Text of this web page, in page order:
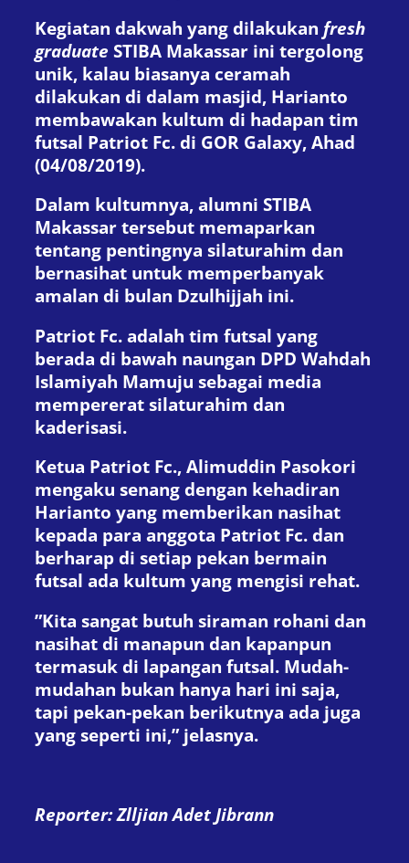
Kegiatan dakwah yang dilakukan fresh
graduate STIBA Makassar ini tergolong
unik, kalau biasanya ceramah
dilakukan di dalam masjid, Harianto
membawakan kultum di hadapan tim
futsal Patriot Fc. di GOR Galaxy, Ahad
(04/08/2019).
Dalam kultumnya, alumni STIBA
Makassar tersebut memaparkan
tentang pentingnya silaturahim dan
bernasihat untuk memperbanyak
amalan di bulan Dzulhijjah ini.
Patriot Fc. adalah tim futsal yang
berada di bawah naungan DPD Wahdah
Islamiyah Mamuju sebagai media
mempererat silaturahim dan
kaderisasi.
Ketua Patriot Fc., Alimuddin Pasokori
mengaku senang dengan kehadiran
Harianto yang memberikan nasihat
kepada para anggota Patriot Fc. dan
berharap di setiap pekan bermain
futsal ada kultum yang mengisi rehat.
”Kita sangat butuh siraman rohani dan
nasihat di manapun dan kapanpun
termasuk di lapangan futsal. Mudah-
mudahan bukan hanya hari ini saja,
tapi pekan-pekan berikutnya ada juga
yang seperti ini,” jelasnya.
Reporter: Zlljian Adet Jibrann